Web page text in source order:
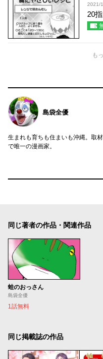
2021/
20
も
島袋全優
生まれも育ちも住まいも沖縄。取
で唯一の漫画家。
同じ著者の作品・関連作品
蛙のおっさん
島袋全優
1話無料
同じ掲載誌の作品